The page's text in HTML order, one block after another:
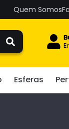
Quem Somos
Esferas